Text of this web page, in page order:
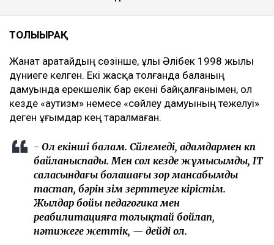
ТОЛЫҒЫРАҚ
Жанат Қаратайдың сөзінше, ұлы Әлібек 1998 жылы
дүниеге келген. Екі жасқа толғанда баланың
дамуында ерекшелік бар екені байқалғанымен, ол
кезде «аутизм» немесе «сөйлеу дамуының тежелуі»
деген ұғымдар кең таралмаған.
- Ол екінші балам. Сөйлемеді, адамдармен көп
байланыспады. Мен сол кезде жұмысымды, IT
саласындағы болашағы зор мансабымды
тастап, бәрін өзім зерттеуге кірістім.
Жылдар бойы педагогика мен
реабилитацияға толықтай бойлап,
нәтижеге жеттік, — дейді ол.